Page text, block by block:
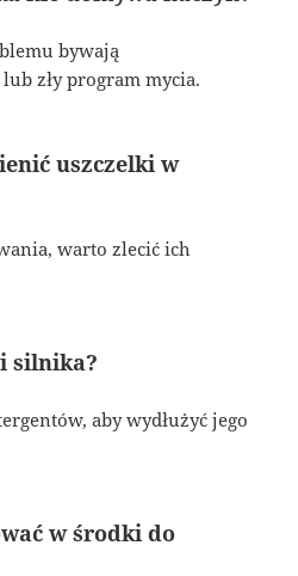
bywają
zły program mycia.
uszczelki w
warto zlecić ich
silnika?
aby wydłużyć jego
w środki do